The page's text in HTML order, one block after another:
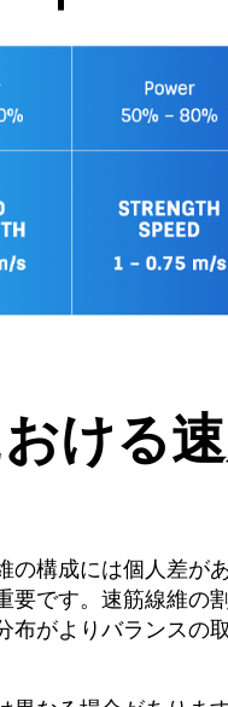
ける
構成には個人差が
要です。速筋線維の
布がよりバランスの